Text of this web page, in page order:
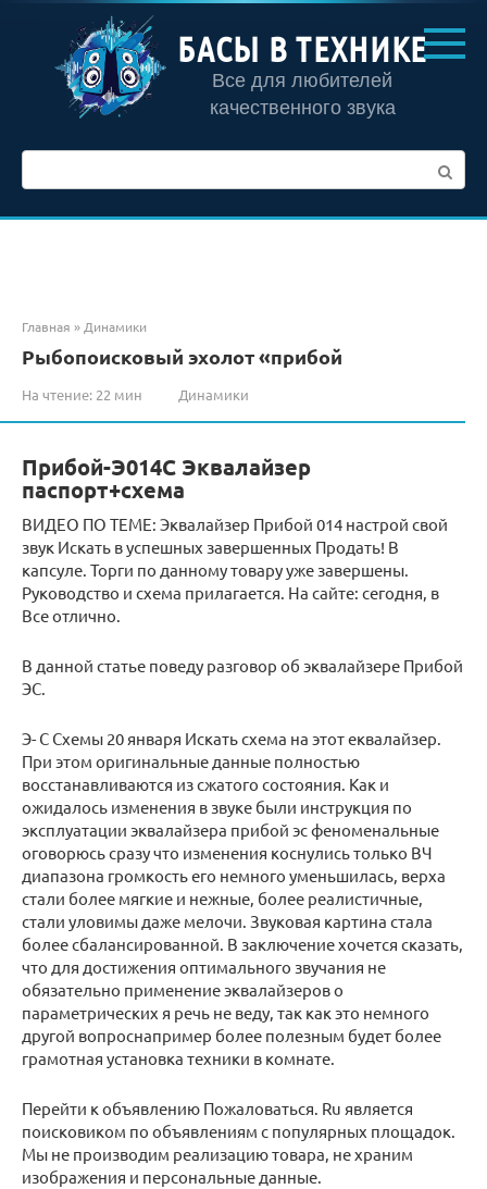
контенту
БАСЫ В ТЕХНИКЕ
Все для любителей
качественного звука
Главная »Динамики
Рыбопоисковый эхолот «прибой
На чтение: 22 мин Динамики
Прибой-Э014С Эквалайзер
паспорт+схема
ВИДЕО ПО ТЕМЕ: Эквалайзер Прибой 014 настрой свой
звук Искать в успешных завершенных Продать! В
капсуле. Торги по данному товару уже завершены.
Руководство и схема прилагается. На сайте: сегодня, в
Все отлично.
В данной статье поведу разговор об эквалайзере Прибой
ЭС.
Э- С Схемы 20 января Искать схема на этот еквалайзер.
При этом оригинальные данные полностью
восстанавливаются из сжатого состояния. Как и
ожидалось изменения в звуке были инструкция по
эксплуатации эквалайзера прибой эс феноменальные
оговорюсь сразу что изменения коснулись только ВЧ
диапазона громкость его немного уменьшилась, верха
стали более мягкие и нежные, более реалистичные,
стали уловимы даже мелочи. Звуковая картина стала
более сбалансированной. В заключение хочется сказать,
что для достижения оптимального звучания не
обязательно применение эквалайзеров о
параметрических я речь не веду, так как это немного
другой вопроснапример более полезным будет более
грамотная установка техники в комнате.
Перейти к объявлению Пожаловаться. Ru является
поисковиком по объявлениям с популярных площадок.
Мы не производим реализацию товара, не храним
изображения и персональные данные.